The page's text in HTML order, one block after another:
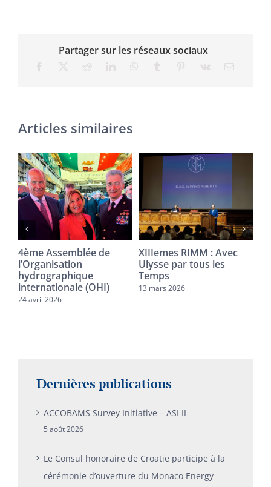
Partager sur les réseaux sociaux
Articles similaires
4ème Assemblée de
l’Organisation
hydrographique
internationale (OHI)
24 avril 2026
XIIIemes RIMM : Avec
Ulysse par tous les
Temps
13 mars 2026
Dernières publications
ACCOBAMS Survey Initiative – ASI II
5 août 2026
Le Consul honoraire de Croatie participe à la
cérémonie d’ouverture du Monaco Energy